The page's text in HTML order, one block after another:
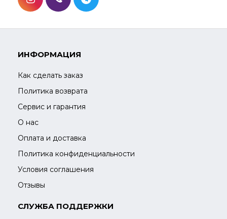
ИНФОРМАЦИЯ
Как сделать заказ
Политика возврата
Сервис и гарантия
О нас
Оплата и доставка
Политика конфиденциальности
Условия соглашения
Отзывы
СЛУЖБА ПОДДЕРЖКИ